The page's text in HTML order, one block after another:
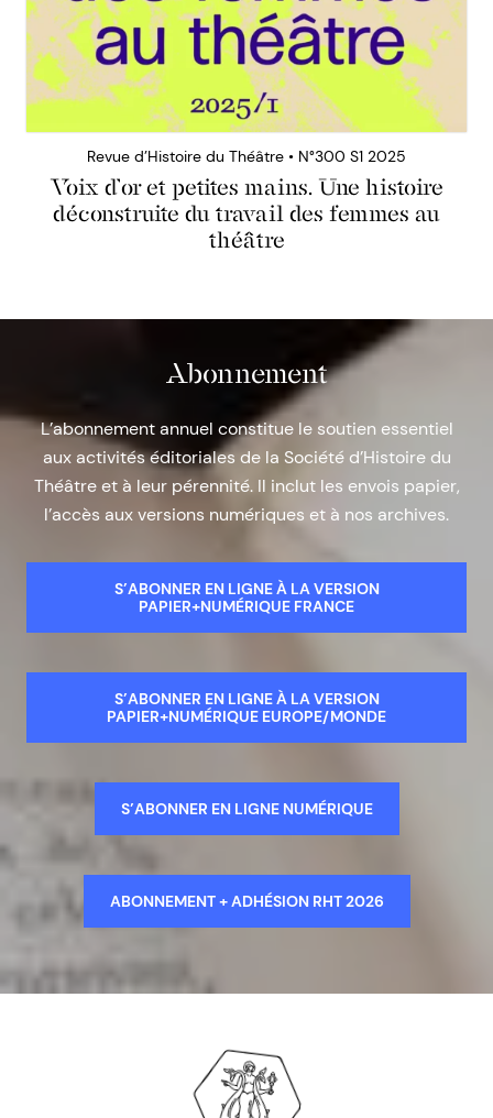
Revue d’Histoire du Théâtre • N°300 S1 2025
Voix d’or et petites mains. Une histoire
déconstruite du travail des femmes au
théâtre
Abonnement
L’abonnement annuel constitue le soutien essentiel
aux activités éditoriales de la Société d’Histoire du
Théâtre et à leur pérennité. Il inclut les envois papier,
l’accès aux versions numériques et à nos archives.
S’ABONNER EN LIGNE À LA VERSION
PAPIER+NUMÉRIQUE FRANCE
S’ABONNER EN LIGNE À LA VERSION
PAPIER+NUMÉRIQUE EUROPE/MONDE
S’ABONNER EN LIGNE NUMÉRIQUE
ABONNEMENT + ADHÉSION RHT 2026